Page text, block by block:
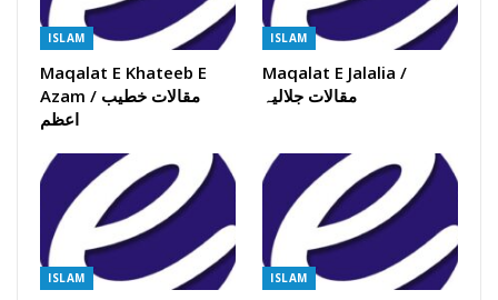
ISLAM
Maqalat E Khateeb E
Azam / مقالات خطیب
اعظم
ISLAM
Maqalat E Jalalia /
مقالات جلالیہ
ISLAM ISLAM